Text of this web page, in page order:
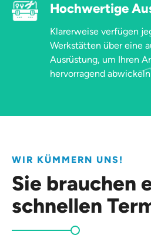
Hochwertige
Klarerweise verfügen
Werkstätten über eine
Ausrüstung, um Ihren
hervorragend
WIR KÜMMERN UNS!
Sie brauchen
schnellen